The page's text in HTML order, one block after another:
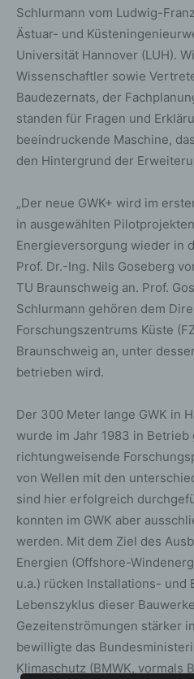
Schlurmann vom Ludwig-
Ästuar- und
Universität Hannover (LUH).
Wissenschaftler sowie
Baudezernats, der
standen für Fragen und
beeindruckende Maschine,
den Hintergrund der
„Der neue GWK+ wird im
in ausgewählten
Energieversorgung wieder in
Prof. Dr.-Ing. Nils Goseberg
TU Braunschweig an. Prof.
Schlurmann gehören dem
Forschungszentrums Küste
Braunschweig an, unter
betrieben wird.
Der 300 Meter lange GWK in
wurde im Jahr 1983 in Betrieb
richtungweisende
von Wellen mit den
sind hier erfolgreich
konnten im GWK aber
werden. Mit dem Ziel des
Energien (Offshore-
u.a.) rücken Installations- und
Lebenszyklus dieser
Gezeitenströmungen stärker
bewilligte das
Klimaschutz (BMWK, vormals